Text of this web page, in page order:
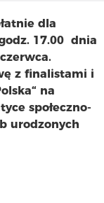
dla
17.00 dnia
z finalistami i
na
społeczno-
urodzonych